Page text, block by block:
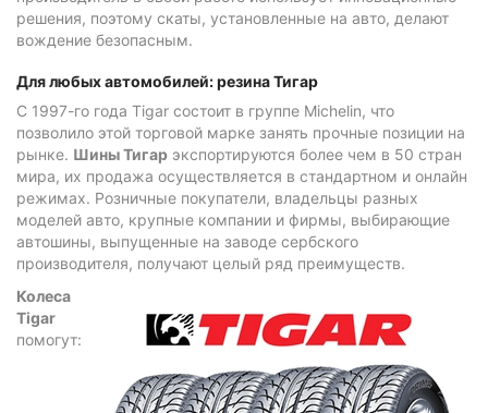
решения, поэтому скаты, установленные на авто, делают
вождение безопасным.
Для любых автомобилей: резина Тигар
С 1997-го года Tigar состоит в группе Michelin, что
позволило этой торговой марке занять прочные позиции на
рынке. Шины Тигар экспортируются более чем в 50 стран
мира, их продажа осуществляется в стандартном и онлайн
режимах. Розничные покупатели, владельцы разных
моделей авто, крупные компании и фирмы, выбирающие
автошины, выпущенные на заводе сербского
производителя, получают целый ряд преимуществ.
Колеса
Tigar
помогут: